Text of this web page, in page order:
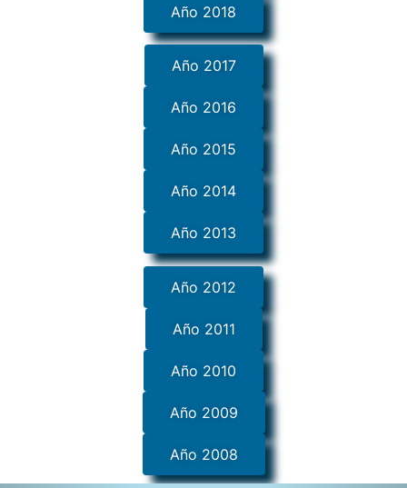
Año 2018
Año 2017
Año 2016
Año 2015
Año 2014
Año 2013
Año 2012
Año 2011
Año 2010
Año 2009
Año 2008